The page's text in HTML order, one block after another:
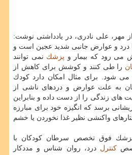
مهر، علی نادری، در یادداشتی نوشت:
درد و عوارض جانبی شدید عجین است و
می رود كه بیمار و پزشك نمی توانند
را طی كنند و كوشش برای كاهش از
می شود. برای مثال امكان دارد كودك
به علت عوارض و دردهای ناشی از
های زندگی را از دست داده و بنابراین
برسد كه انگیزه خود برای مبارزه
واكنشی نظیر غذا نخوردن یا خشم
فوق تخصص سرطان كودكان با
كنترل درد، روان شناس و مددكار